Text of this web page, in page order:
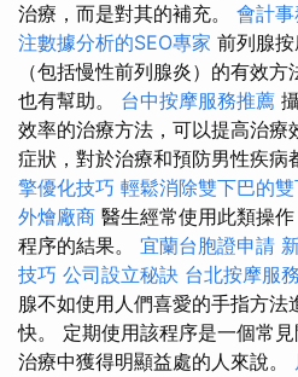
治療，而是對其的補充。 會計
注數據分析的SEO專家 前列腺
（包括慢性前列腺炎）的有效
也有幫助。 台中按摩服務推薦
效率的治療方法，可以提高治療
症狀，對於治療和預防男性疾病
擎優化技巧 輕鬆消除雙下巴的
外燴廠商 醫生經常使用此類操
程序的結果。 宜蘭台胞證申請
技巧 公司設立秘訣 台北按摩服務
腺不如使用人們喜愛的手指方法
快。 定期使用該程序是一個常
治療中獲得明顯益處的人來說。